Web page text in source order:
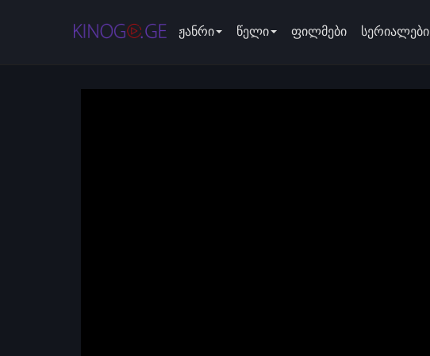
ჟანრი წელი ფილმები სერიალები